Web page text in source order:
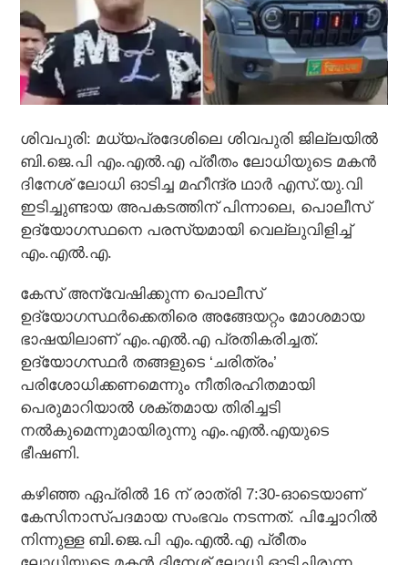
ശിവപുരി: മധ്യപ്രദേശിലെ ശിവപുരി ജില്ലയില്‍
ബി.ജെ.പി എം.എല്‍.എ പ്രീതം ലോധിയുടെ മകന്‍
ദിനേശ് ലോധി ഓടിച്ച മഹീന്ദ്ര ഥാര്‍ എസ്.യു.വി
ഇടിച്ചുണ്ടായ അപകടത്തിന് പിന്നാലെ, പൊലീസ്
ഉദ്യോഗസ്ഥനെ പരസ്യമായി വെല്ലുവിളിച്ച്
എം.എല്‍.എ.
കേസ് അന്വേഷിക്കുന്ന പൊലീസ്
ഉദ്യോഗസ്ഥര്‍ക്കെതിരെ അങ്ങേയറ്റം മോശമായ
ഭാഷയിലാണ് എം.എല്‍.എ പ്രതികരിച്ചത്.
ഉദ്യോഗസ്ഥര്‍ തങ്ങളുടെ ‘ചരിത്രം’
പരിശോധിക്കണമെന്നും നീതിരഹിതമായി
പെരുമാറിയാല്‍ ശക്തമായ തിരിച്ചടി
നല്‍കുമെന്നുമായിരുന്നു എം.എല്‍.എയുടെ
ഭീഷണി.
കഴിഞ്ഞ ഏപ്രില്‍ 16 ന് രാത്രി 7:30-ഓടെയാണ്
കേസിനാസ്പദമായ സംഭവം നടന്നത്. പിച്ചോറില്‍
നിന്നുള്ള ബി.ജെ.പി എം.എല്‍.എ പ്രീതം